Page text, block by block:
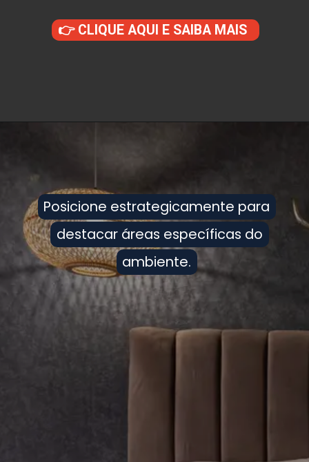
👉 CLIQUE AQUI E SAIBA MAIS
Posicione estrategicamente para
destacar áreas específicas do
ambiente.
Posicione estrategicamente para
destacar áreas específicas do
ambiente.